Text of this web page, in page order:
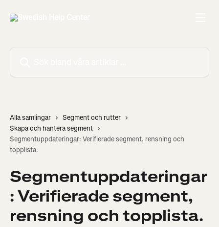
Alla samlingar
Segment och rutter
Skapa och hantera segment
Segmentuppdateringar: Verifierade segment, rensning och
topplista.
Segmentuppdateringar
: Verifierade segment,
rensning och topplista.